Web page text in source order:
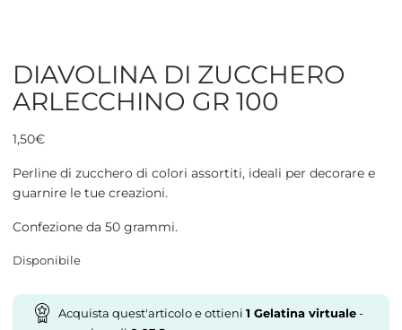
DIAVOLINA DI ZUCCHERO
ARLECCHINO GR 100
1,50€
Perline di zucchero di colori assortiti, ideali per decorare e
guarnire le tue creazioni.
Confezione da 50 grammi.
Disponibile
Acquista quest'articolo e ottieni 1 Gelatina virtuale-